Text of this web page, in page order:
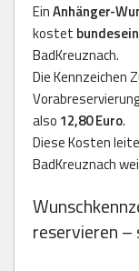
EinAnhänger-
kostet
BadKreuznach.
Die Kennzeichen
also 12,80 Euro.
Diese Kosten
BadKreuznach
reservieren –